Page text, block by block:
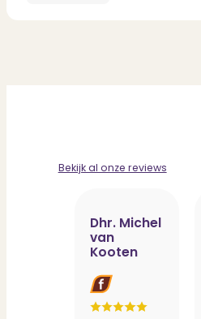
Bekijk al onze reviews
Dhr. Michel
van
Kooten